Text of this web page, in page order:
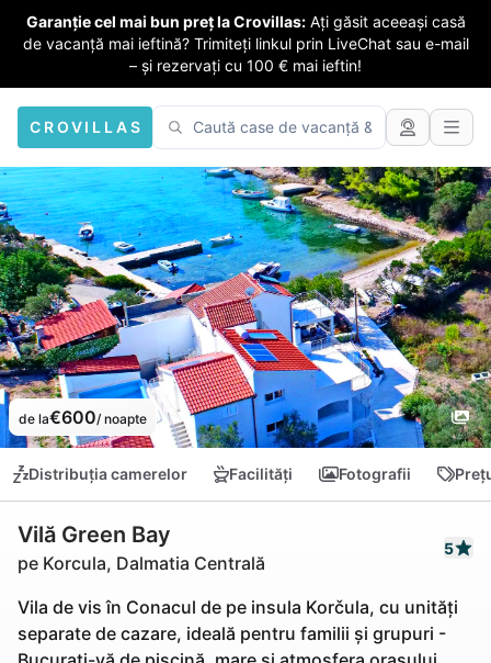
Garanție cel mai bun preț la Crovillas: Ați găsit aceeași casă
de vacanță mai ieftină? Trimiteți linkul prin LiveChat sau e-mail
– și rezervați cu 100 € mai ieftin!
CROVILLAS
de la€600/ noapte
Distribuția camerelor Facilități Fotografii
Vilă Green Bay
pe Korcula, Dalmatia Centrală
5
Vila de vis în Conacul de pe insula Korčula, cu unități
separate de cazare, ideală pentru familii și grupuri -